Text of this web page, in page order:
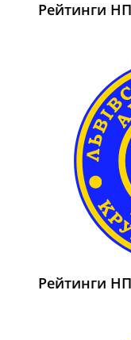
Рейтинги
Рейтинги